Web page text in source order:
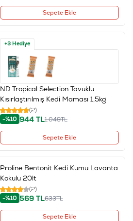
Sepete Ekle
+3 Hediye
ND Tropical Selection Tavuklu
Kısırlaştırılmış Kedi Maması 1,5kg
(2)
-%10 944TL1.049TL
Sepete Ekle
Proline Bentonit Kedi Kumu Lavanta
Kokulu 20lt
(2)
-%10 569TL633TL
Sepete Ekle